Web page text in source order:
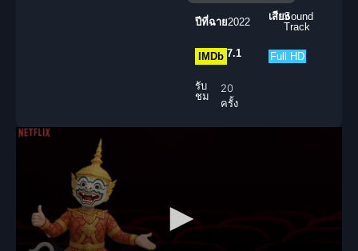
ปีที่ฉาย2022 เสียงSound
Track
IMDb 7.1 Full HD
รับ
ชม
20
ครั้ง